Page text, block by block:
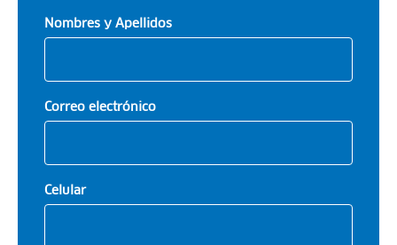
Nombres y Apellidos
Correo electrónico
Celular